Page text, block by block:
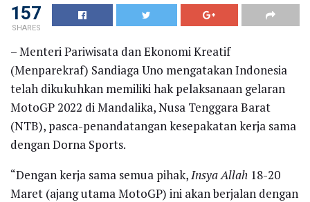
157
SHARES
– Menteri Pariwisata dan Ekonomi Kreatif
(Menparekraf) Sandiaga Uno mengatakan Indonesia
telah dikukuhkan memiliki hak pelaksanaan gelaran
MotoGP 2022 di Mandalika, Nusa Tenggara Barat
(NTB), pasca-penandatangan kesepakatan kerja sama
dengan Dorna Sports.
“Dengan kerja sama semua pihak, Insya Allah 18-20
Maret (ajang utama MotoGP) ini akan berjalan dengan